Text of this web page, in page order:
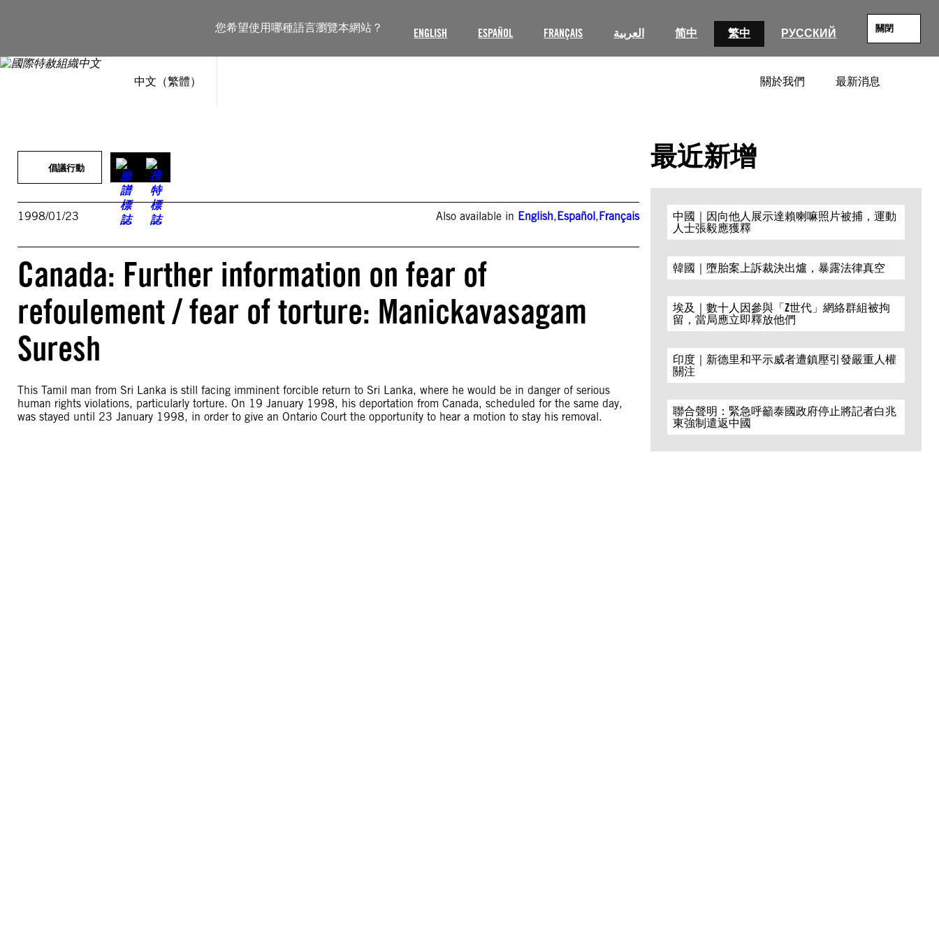
您希望使用哪種語言瀏覽本網站？ ENGLISH ESPAÑOL FRANÇAIS العربية 简中 繁中 РУССКИЙ 關閉
中文（繁體） 關於我們 最新消息
內
倡議行動
1998/01/23 Also available in English,Español,Français
Canada: Further information on fear of
refoulement / fear of torture: Manickavasagam
Suresh
This Tamil man from Sri Lanka is still facing imminent forcible return to Sri Lanka, where he would be in danger of serious
human rights violations, particularly torture. On 19 January 1998, his deportation from Canada, scheduled for the same day,
was stayed until 23 January 1998, in order to give an Ontario Court the opportunity to hear a motion to stay his removal.
最近新增
中國｜因向他人展示達賴喇嘛照片被捕，運動
人士張毅應獲釋
韓國｜墮胎案上訴裁決出爐，暴露法律真空
埃及｜數十人因參與「Z世代」網絡群組被拘
留，當局應立即釋放他們
印度｜新德里和平示威者遭鎮壓引發嚴重人權
關注
聯合聲明：緊急呼籲泰國政府停止將記者白兆
東強制遣返中國